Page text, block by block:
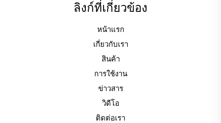
ลิงก์ที่เกี่ยวข้อง
หน้าแรก
เกี่ยวกับเรา
สินค้า
การใช้งาน
ข่าวสาร
วิดีโอ
ติดต่อเรา